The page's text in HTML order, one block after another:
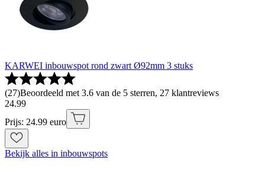
KARWEI inbouwspot rond zwart Ø92mm 3 stuks
(27)Beoordeeld met 3.6 van de 5 sterren, 27 klantreviews
24.99
Prijs: 24.99 euro
Bekijk alles in inbouwspots